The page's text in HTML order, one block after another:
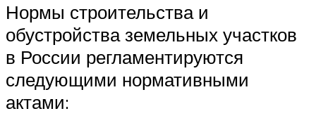
Нормы строительства и
обустройства земельных участков
в России регламентируются
следующими нормативными
актами: